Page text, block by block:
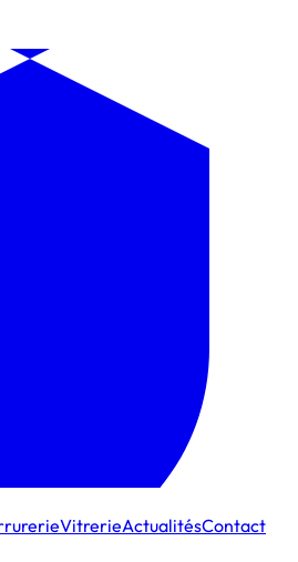
VitrerieActualitésContact